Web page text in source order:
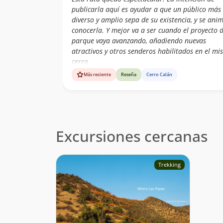
publicarla aquí es ayudar a que un público más
diverso y amplio sepa de su existencia, y se
conocerla. Y mejor va a ser cuando el proyecto
parque vaya avanzando, añadiendo nuevas
atractivos y otros senderos habilitados en el
cerro.
Más reciente Reseña Cerro Calán
Excursiones cercanas
Trekking